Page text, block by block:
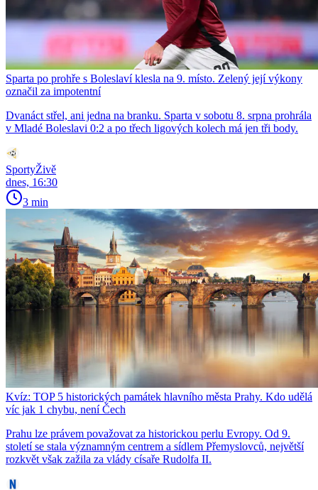
Sparta po prohře s Boleslaví klesla na 9. místo. Zelený její výkony
označil za impotentní
Dvanáct střel, ani jedna na branku. Sparta v sobotu 8. srpna prohrála
v Mladé Boleslavi 0:2 a po třech ligových kolech má jen tři body.
SportyŽivě
dnes, 16:30
3 min
Kvíz: TOP 5 historických památek hlavního města Prahy. Kdo udělá
víc jak 1 chybu, není Čech
Prahu lze právem považovat za historickou perlu Evropy. Od 9.
století se stala významným centrem a sídlem Přemyslovců, největší
rozkvět však zažila za vlády císaře Rudolfa II.